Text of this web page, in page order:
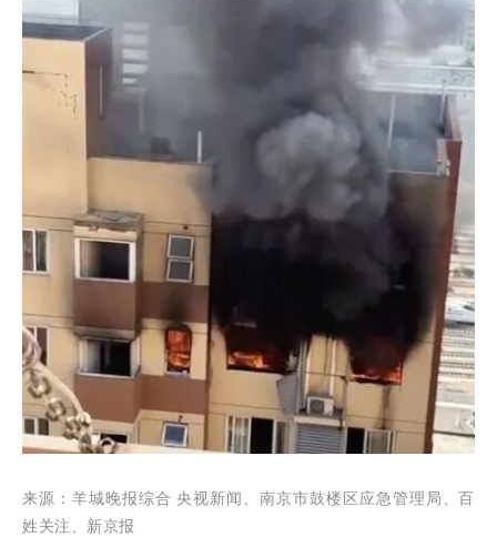
来源： 羊城晚报综合 央视新闻、南京市鼓楼区应急管理局、百
姓关注、新京报